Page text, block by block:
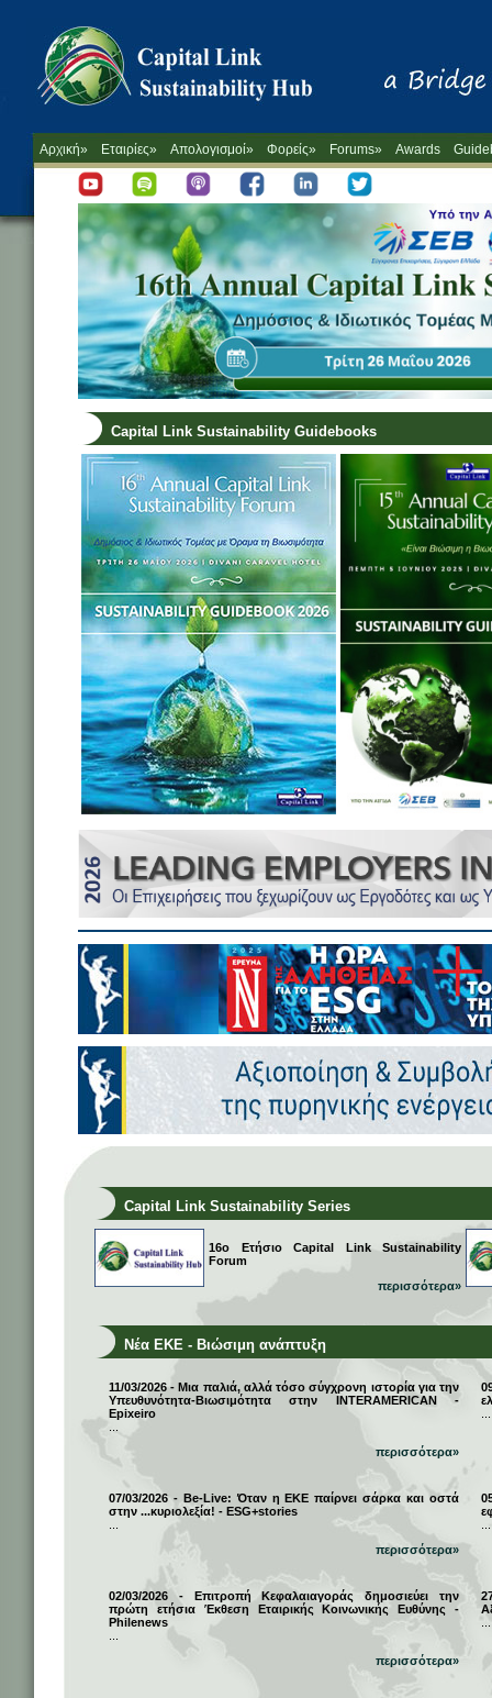
Αρχική» Εταιρίες» Απολογισμοί» Φορείς» Forums» Awards
Capital Link Sustainability Guidebooks
Capital Link Sustainability Series
16ο Ετήσιο Capital Link Sustainability
Forum
περισσότερα»
Νέα ΕΚΕ - Βιώσιμη ανάπτυξη
11/03/2026 - Μια παλιά, αλλά τόσο σύγχρονη ιστορία για την
Υπευθυνότητα-Βιωσιμότητα στην INTERAMERICAN -
Epixeiro
περισσότερα»
07/03/2026 - Be-Live: Όταν η ΕΚΕ παίρνει σάρκα και οστά
στην ...κυριολεξία! - ESG+stories
περισσότερα»
02/03/2026 - Επιτροπή Κεφαλαιαγοράς δημοσιεύει την
πρώτη ετήσια Έκθεση Εταιρικής Κοινωνικής Ευθύνης -
Philenews
περισσότερα»